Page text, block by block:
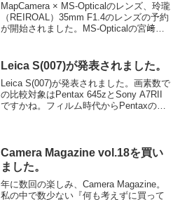
MapCamera × MS-Opticalのレンズ、玲瓏
（REIROAL）35mm F1.4のレンズの予約
が開始されました。MS-Opticalの宮﨑貞
Leica S(007)が発表されました。
Leica S(007)が発表されました。画素数で
の比較対象はPentax 645zとSony A7RII
ですかね。フィルム時代からPentaxの
Camera Magazine vol.18を買い
ました。
年に数回の楽しみ、Camera Magazine。
私の中で数少ない『何も考えずに買って